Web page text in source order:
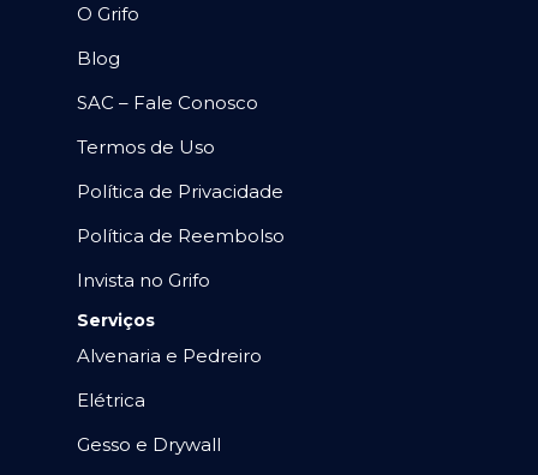
O Grifo
Blog
SAC – Fale Conosco
Termos de Uso
Política de Privacidade
Política de Reembolso
Invista no Grifo
Serviços
Alvenaria e Pedreiro
Elétrica
Gesso e Drywall